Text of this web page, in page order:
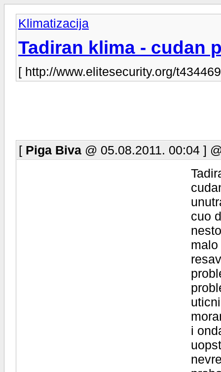
Klimatizacija
Tadiran klima - cudan
[ http://www.elitesecurity.org/
[ Piga Biva @ 05.08.2011. 00:04 ]
cuo
i